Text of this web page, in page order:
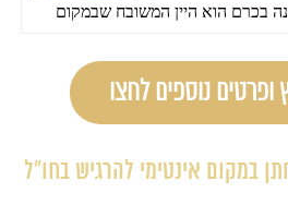
בכרם הוא היין המשובח שבמקום
ופרטים נוספים לחצו
במקום אינטימי להרגיש בחו"ל